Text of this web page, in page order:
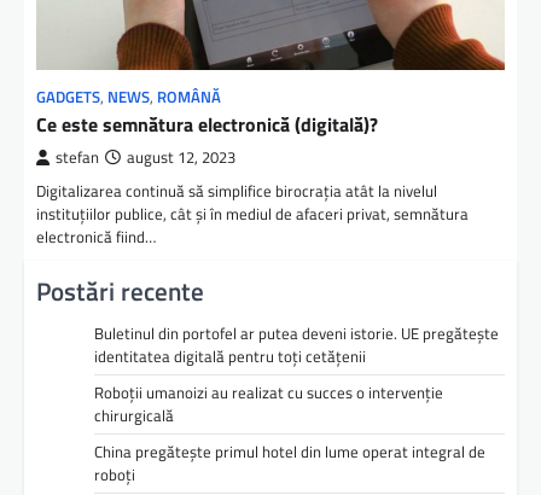
GADGETS, NEWS, ROMÂNĂ
Ce este semnătura electronică (digitală)?
stefan august 12, 2023
Digitalizarea continuă să simplifice birocrația atât la nivelul
instituțiilor publice, cât și în mediul de afaceri privat, semnătura
electronică fiind…
Postări recente
Buletinul din portofel ar putea deveni istorie. UE pregătește
identitatea digitală pentru toți cetățenii
Roboții umanoizi au realizat cu succes o intervenție
chirurgicală
China pregătește primul hotel din lume operat integral de
roboți